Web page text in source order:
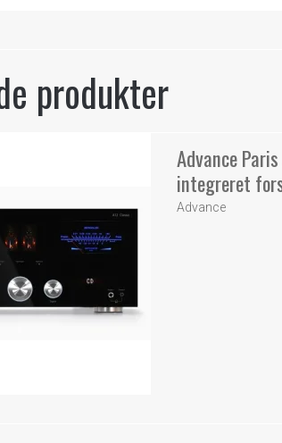
produkter
Advance
integreret
Advance